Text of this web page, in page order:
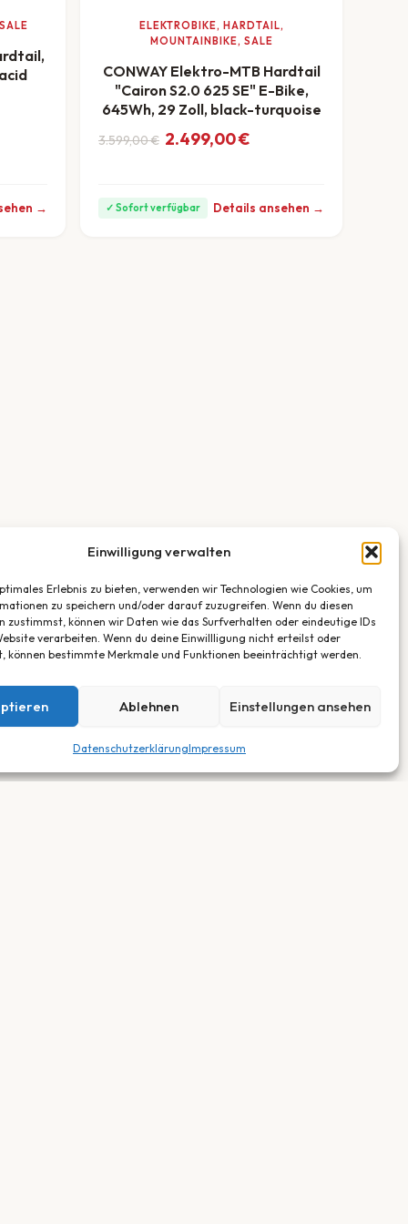
Einwilligung verwalten
Erlebnis zu bieten, verwenden wir Technologien wie Cookies, um
zu speichern und/oder darauf zuzugreifen. Wenn du diesen
zustimmst, können wir Daten wie das Surfverhalten oder eindeutige IDs
verarbeiten. Wenn du deine Einwillligung nicht erteilst oder
können bestimmte Merkmale und Funktionen beeinträchtigt werden.
Ablehnen Einstellungen ansehen
DatenschutzerklärungImpressum
→
ELEKTROBIKE, HARDTAIL,
MOUNTAINBIKE, SALE
CONWAY Elektro-MTB Hardtail
"Cairon S2.0 625 SE" E-Bike,
645Wh, 29 Zoll, black-turquoise
3.599,00€
Ursprünglicher Preis war: 3.599,00 €
2.499,00€
Aktueller Preis ist: 2.499,00 €.
✓ Sofort verfügbar Details ansehen →